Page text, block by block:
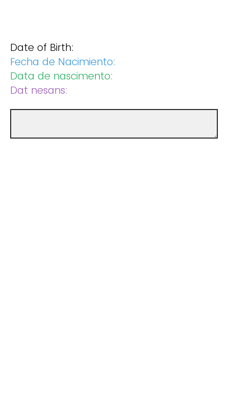
Date of Birth:
Fecha de Nacimiento:
Data de nascimento:
Dat nesans: